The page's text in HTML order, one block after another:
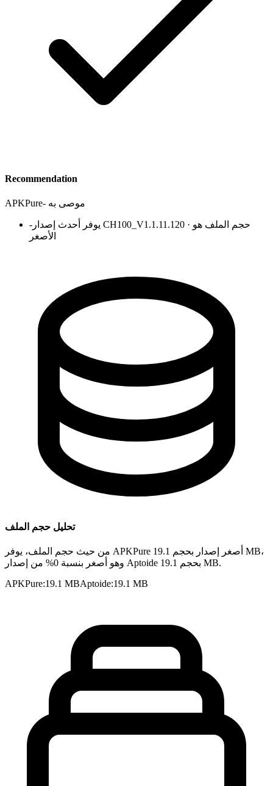
Recommendation
APKPure- موصى به
- يوفر أحدث إصدار CH100_V1.1.11.120 · حجم الملف هو
الأصغر
تحليل حجم الملف
من حيث حجم الملف، يوفر APKPure أصغر إصدار بحجم 19.1 MB،
وهو أصغر بنسبة 0% من إصدار Aptoide بحجم 19.1 MB.
APKPure:19.1 MBAptoide:19.1 MB